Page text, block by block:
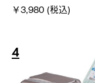
￥3,980 (税込)
4